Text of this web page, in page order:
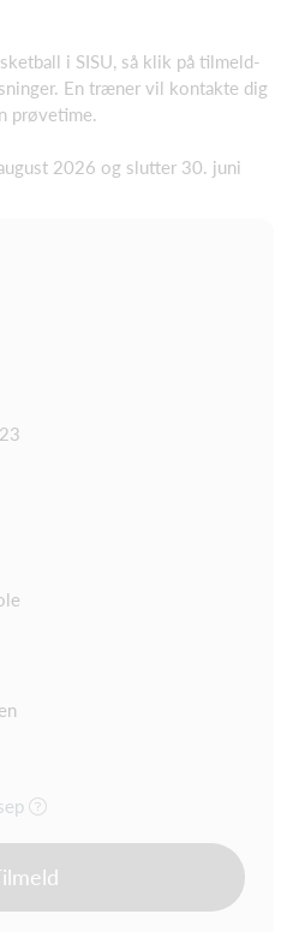
i SISU, så klik på tilmeld-
En træner vil kontakte dig
prøvetime.
2026 og slutter 30. juni